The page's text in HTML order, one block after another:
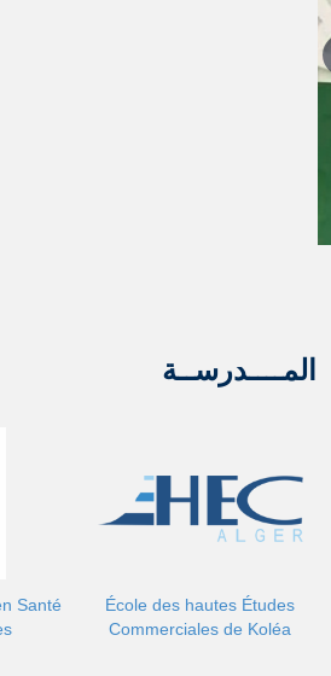
المــــدرســة
École des hautes Études
Commerciales de Koléa
Santé